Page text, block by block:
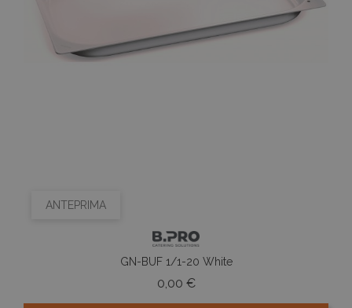
ANTEPRIMA
GN-BUF 1/1-20 White
0,00 €Prezzo